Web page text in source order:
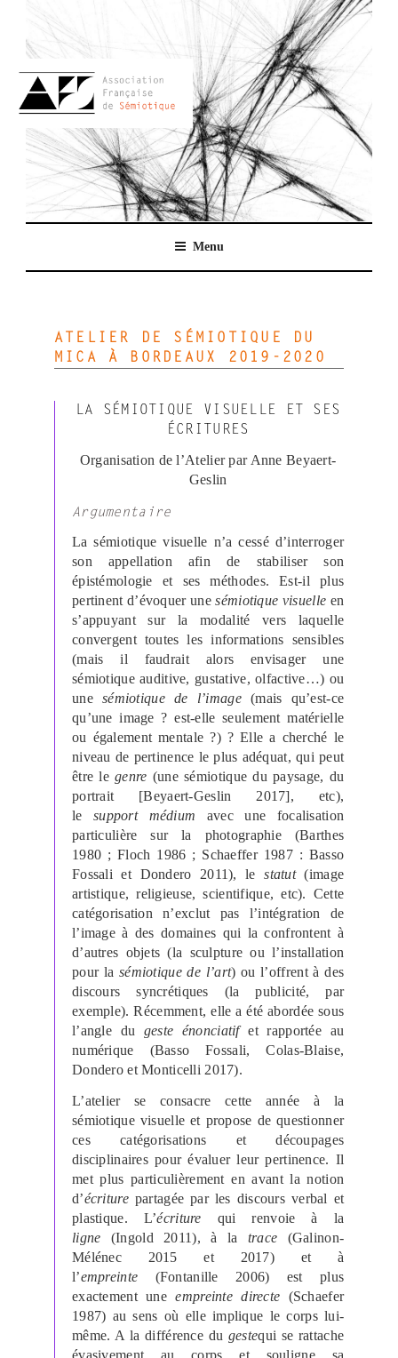
contenu
AFSEMIO.FR
Menu
ATELIER DE SÉMIOTIQUE DU
MICA À BORDEAUX 2019-2020
LA SÉMIOTIQUE VISUELLE ET SES
ÉCRITURES
Organisation de l’Atelier par Anne Beyaert-
Geslin
Argumentaire
La sémiotique visuelle n’a cessé d’interroger
son appellation afin de stabiliser son
épistémologie et ses méthodes. Est-il plus
pertinent d’évoquer unesémiotique visuelle en
s’appuyant sur la modalité vers laquelle
convergent toutes les informations sensibles
(mais il faudrait alors envisager une
sémiotique auditive, gustative, olfactive…) ou
unesémiotique de l’image (mais qu’est-ce
qu’une image ? est-elle seulement matérielle
ou également mentale ?) ? Elle a cherché le
niveau de pertinence le plus adéquat, qui peut
être legenre (une sémiotique du paysage, du
portrait [Beyaert-Geslin 2017], etc),
lesupport médium avec une focalisation
particulière sur la photographie (Barthes
1980 ; Floch 1986 ; Schaeffer 1987 : Basso
Fossali et Dondero 2011), lestatut(image
artistique, religieuse, scientifique, etc). Cette
catégorisation n’exclut pas l’intégration de
l’image à des domaines qui la confrontent à
d’autres objets (la sculpture ou l’installation
pour la sémiotique de l’art) ou l’offrent à des
discours syncrétiques (la publicité, par
exemple). Récemment, elle a été abordée sous
l’angle du geste énonciatifet rapportée au
numérique (Basso Fossali, Colas-Blaise,
Dondero et Monticelli 2017).
L’atelier se consacre cette année à la
sémiotique visuelle et propose de questionner
ces catégorisations et découpages
disciplinaires pour évaluer leur pertinence. Il
met plus particulièrement en avant la notion
d’écriture partagée par les discours verbal et
plastique. L’écriture qui renvoie à la
ligne (Ingold 2011), à la trace (Galinon-
Mélénec 2015 et 2017) et à
l’empreinte (Fontanille 2006) est plus
exactement uneempreinte directe (Schaefer
1987) au sens où elle implique le corps lui-
même. A la différence du gestequi se rattache